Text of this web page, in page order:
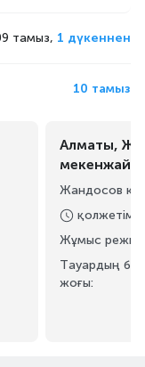
тамыз, 1 дүкеннен
10 тамыз
Алматы,
Жандосов
қолжетімді
Жұмыс
Тауардың
жоғы: